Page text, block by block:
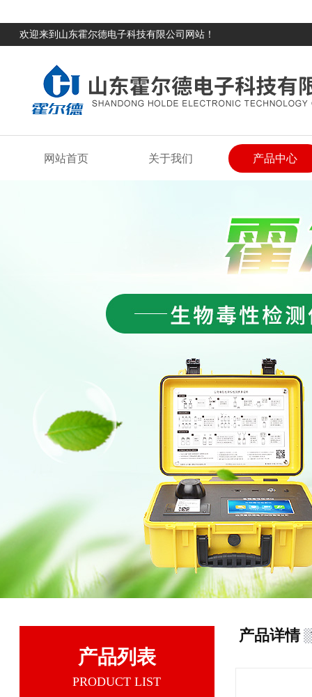
欢迎来到山东霍尔德电子科技有限公司网站！
网站首页 关于我们 产品中心
产品列表
PRODUCT LIST
产品详情